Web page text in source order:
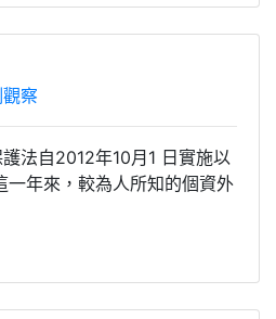
察
法自2012年10月1 日實施以
一年來，較為人所知的個資外